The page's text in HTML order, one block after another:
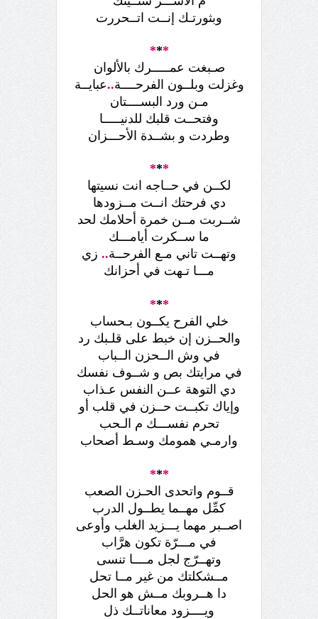
وبثورتـك إنــت اتــحررت
*
*
*
صـبغت عمـــــرك بالألوان
وغزلت وبلــون الفرحــــة..عبايــة
مـن ورد البســــتان
وفتحــت قلبك للدنيـــــا
وطردت و بشــدة الأحـــزان
*
*
*
لكــن في حــاجه انت نسيتها
دي فرحتك انــت مــزودها
شــربت مــن خمرة أحلامك لحد
ما ســكرت أيامـــك
وتهــت تاني مـع الفرحــة.. زي
مـــا تـهت في أحزانك
*
*
*
خلي الفرح يكــون بـحساب
والحــزن إن خبط على قلـبك رد
في وش الــحزن الــباب
في مرايتك بص و شــوف نفسك
دي التوهة عــن النفس عـذاب
وإياك تكبــت حــزن في قلب أو
تحرم نفســـك م الـحب
وارمـي همومك وسـط أصحاب
*
*
*
قــوم واتحدى الحـزن الصعب
كمِّل مهــما يطــول الدرب
اصــبر مهما يـــزيد الغلب وأوعى
في مـــرّة تكون هرَّاب
وتهــرّج لجل مــــا تنسى
مــشكلتك من غير مــا تحل
دا هــروبك مــش هو الحل
ويــــزود معاناتــك ذل